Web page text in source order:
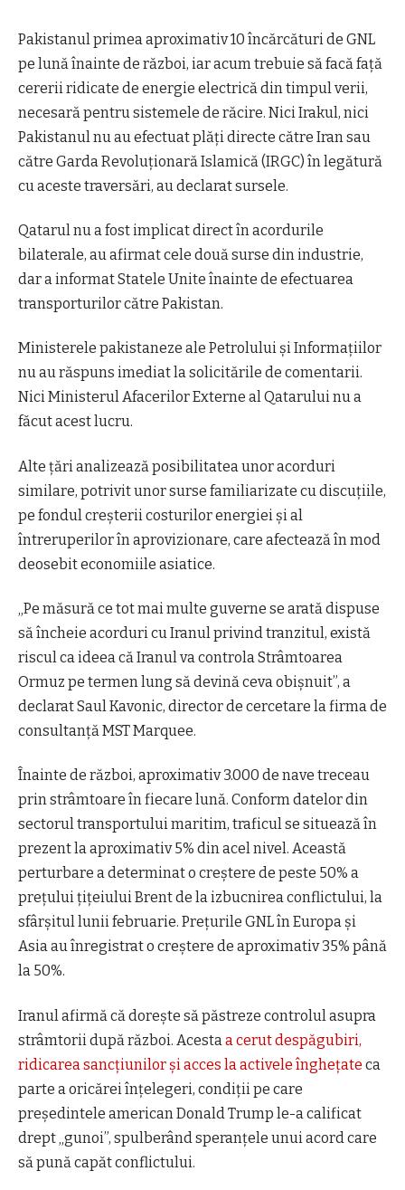
Pakistanul primea aproximativ 10 încărcături de GNL
pe lună înainte de război, iar acum trebuie să facă față
cererii ridicate de energie electrică din timpul verii,
necesară pentru sistemele de răcire. Nici Irakul, nici
Pakistanul nu au efectuat plăți directe către Iran sau
către Garda Revoluționară Islamică (IRGC) în legătură
cu aceste traversări, au declarat sursele.
Qatarul nu a fost implicat direct în acordurile
bilaterale, au afirmat cele două surse din industrie,
dar a informat Statele Unite înainte de efectuarea
transporturilor către Pakistan.
Ministerele pakistaneze ale Petrolului și Informațiilor
nu au răspuns imediat la solicitările de comentarii.
Nici Ministerul Afacerilor Externe al Qatarului nu a
făcut acest lucru.
Alte țări analizează posibilitatea unor acorduri
similare, potrivit unor surse familiarizate cu discuțiile,
pe fondul creșterii costurilor energiei și al
întreruperilor în aprovizionare, care afectează în mod
deosebit economiile asiatice.
„Pe măsură ce tot mai multe guverne se arată dispuse
să încheie acorduri cu Iranul privind tranzitul, există
riscul ca ideea că Iranul va controla Strâmtoarea
Ormuz pe termen lung să devină ceva obișnuit”, a
declarat Saul Kavonic, director de cercetare la firma de
consultanță MST Marquee.
Înainte de război, aproximativ 3.000 de nave treceau
prin strâmtoare în fiecare lună. Conform datelor din
sectorul transportului maritim, traficul se situează în
prezent la aproximativ 5% din acel nivel. Această
perturbare a determinat o creștere de peste 50% a
prețului țițeiului Brent de la izbucnirea conflictului, la
sfârșitul lunii februarie. Prețurile GNL în Europa și
Asia au înregistrat o creștere de aproximativ 35% până
la 50%.
Iranul afirmă că dorește să păstreze controlul asupra
strâmtorii după război. Acesta a cerut despăgubiri,
ridicarea sancțiunilor și acces la activele înghețate ca
parte a oricărei înțelegeri, condiții pe care
președintele american Donald Trump le-a calificat
drept „gunoi”, spulberând speranțele unui acord care
să pună capăt conflictului.